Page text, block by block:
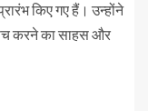
किए गए हैं। उन्होंने
सच करने का साहस और